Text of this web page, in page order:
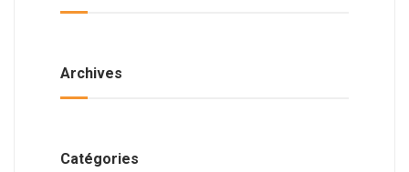
Archives
Catégories